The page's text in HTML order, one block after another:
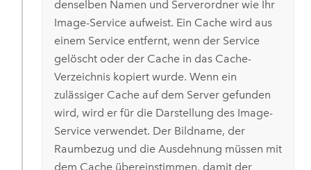
denselben Namen und Serverordner wie Ihr
Image-Service aufweist. Ein Cache wird aus
einem Service entfernt, wenn der Service
gelöscht oder der Cache in das Cache-
Verzeichnis kopiert wurde. Wenn ein
zulässiger Cache auf dem Server gefunden
wird, wird er für die Darstellung des Image-
Service verwendet. Der Bildname, der
Raumbezug und die Ausdehnung müssen mit
dem Cache übereinstimmen, damit der